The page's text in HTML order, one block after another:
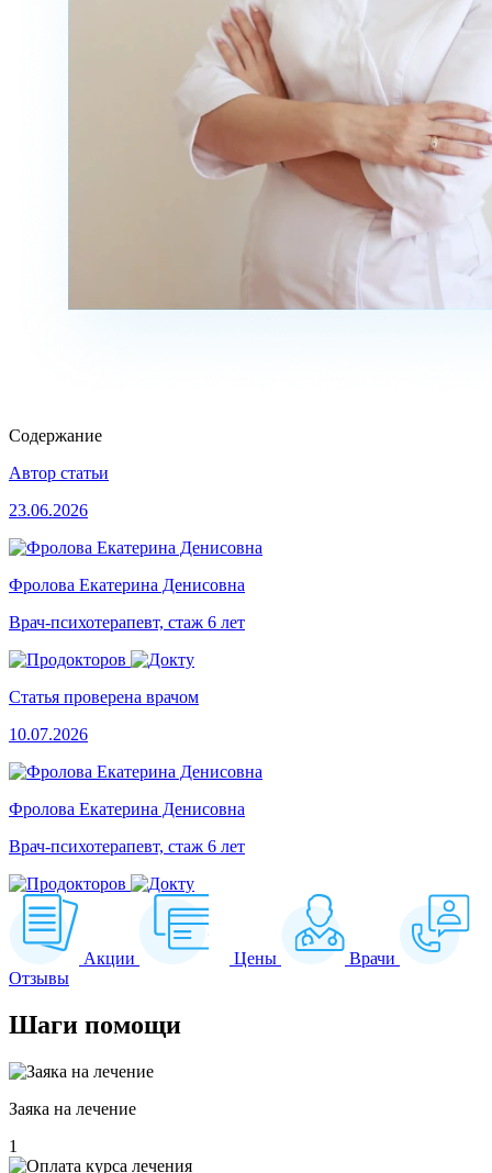
Содержание
Автор статьи
23.06.2026
Фролова Екатерина Денисовна
Врач-психотерапевт, стаж 6 лет
Статья проверена врачом
10.07.2026
Фролова Екатерина Денисовна
Врач-психотерапевт, стаж 6 лет
Акции Цены
Врачи
Отзывы
Шаги помощи
Заяка на лечение
1